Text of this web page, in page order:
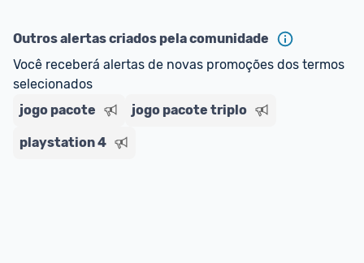
Outros alertas criados pela comunidade
Você receberá alertas de novas promoções dos termos
selecionados
jogo pacote
jogo pacote triplo
playstation 4